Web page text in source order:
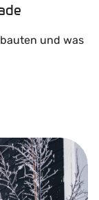
und was